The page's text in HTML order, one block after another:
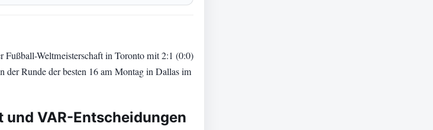
Weltmeisterschaft in Toronto mit 2:1 (0:0)
der Runde der besten 16 am Montag in Dallas im
VAR-Entscheidungen